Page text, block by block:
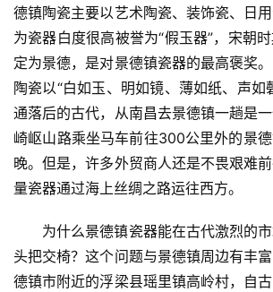
德镇陶瓷主要以艺术陶瓷、装饰瓷、日
为瓷器白度很高被誉为“假玉器”，宋朝
定为景德，是对景德镇瓷器的最高褒奖
陶瓷以“白如玉、明如镜、薄如纸、声如
通落后的古代，从南昌去景德镇一趟是
崎岖山路乘坐马车前往300公里外的景
晚。但是，许多外贸商人还是不畏艰难
量瓷器通过海上丝绸之路运往西方。
为什么景德镇瓷器能在古代激烈的
头把交椅？这个问题与景德镇周边有丰
德镇市附近的浮梁县瑶里镇高岭村，自